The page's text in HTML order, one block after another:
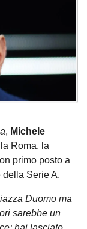
, Michele
Roma, la
primo posto a
della Serie A.
Duomo ma
sarebbe un